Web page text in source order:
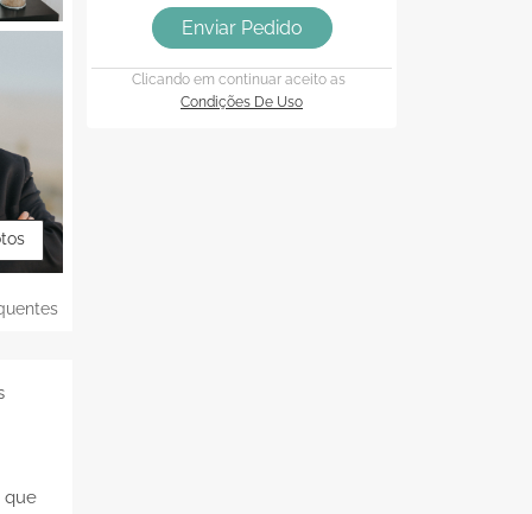
que
Enviar Pedido
Clicando em continuar aceito as
Condições De Uso